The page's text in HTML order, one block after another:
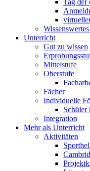
Tag der
Unterricht
Gut zu wissen
Mittelstufe
Oberstufe
Fächer
Individuelle
Schüler
Integration
Mehr als Unterricht
Aktivitäten